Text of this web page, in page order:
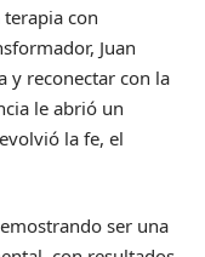
con
Juan
y reconectar con la
le abrió un
la fe, el
ser una